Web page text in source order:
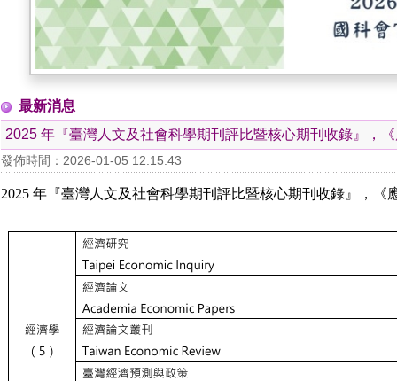
最新消息
2025 年『臺灣人文及社會科學期刊評比暨核心期刊收錄』，
發佈時間：2026-01-05 12:15:43
2025 年『臺灣人文及社會科學期刊評比暨核心期刊收錄』，《